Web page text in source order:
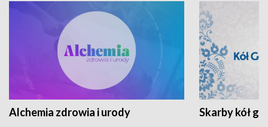
Alchemia zdrowia i urody Skarby kół